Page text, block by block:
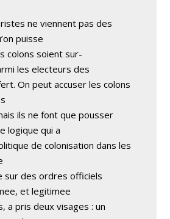
ne viennent pas des
puisse
colons soient sur-
les electeurs des
On peut accuser les colons
ils ne font que pousser
logique qui a
de colonisation dans les
sur des ordres officiels
et legitimee
a pris deux visages : un